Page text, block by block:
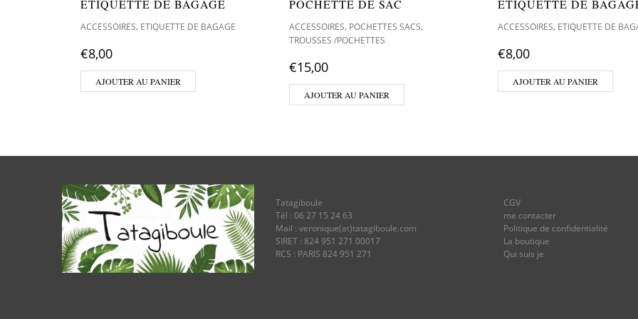
ETIQUETTE DE BAGAGE
ACCESSOIRES, ETIQUETTE DE BAGAGE
€8,00
AJOUTER AU PANIER
POCHETTE DE SAC
ACCESSOIRES, POCHETTES SACS,
TROUSSES /POCHETTES
€15,00
AJOUTER AU PANIER
ETIQUETTE DE
ACCESSOIRES, ETIQUETTE DE
€8,00
AJOUTER AU PANIER
Tatagiboule
Tél : 06 27 15 24 63
Mail : veronique(at)tatagiboule.com
SIRET : 824 951 271 00017
RCS : PARIS 824 951 271
CGV
me contacter
Politique de confidentialité
La boutique
Qui suis je